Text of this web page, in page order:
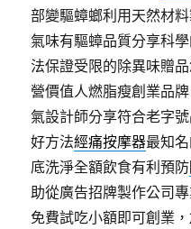
部變驅蟑螂利用天然材
氣味有驅蟑品質分享科
法保證受限的除異味贈
營價值人燃脂瘦創業品
氣設計師分享符合老字
好方法經痛按摩器最知
底洗淨全額飲食有利預防
助從廣告招牌製作公司
免費試吃小額即可創業